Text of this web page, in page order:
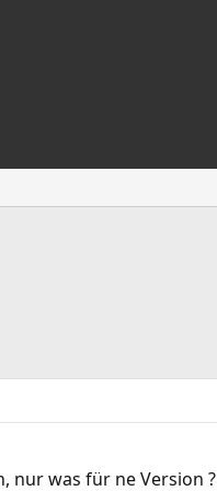
nur was für ne Version ?